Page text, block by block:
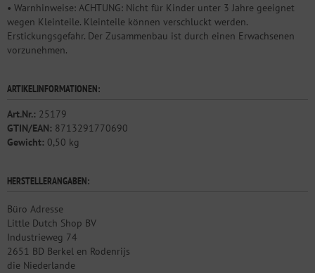
• Warnhinweise: ACHTUNG: Nicht für Kinder unter 3 Jahre geeignet
wegen Kleinteile. Kleinteile können verschluckt werden.
Erstickungsgefahr. Der Zusammenbau ist durch einen Erwachsenen
vorzunehmen.
ARTIKELINFORMATIONEN:
Art.Nr.: 25179
GTIN/EAN: 8713291770690
Gewicht: 0,50 kg
HERSTELLERANGABEN:
Büro Adresse
Little Dutch Shop BV
Industrieweg 74
2651 BD Berkel en Rodenrijs
die Niederlande